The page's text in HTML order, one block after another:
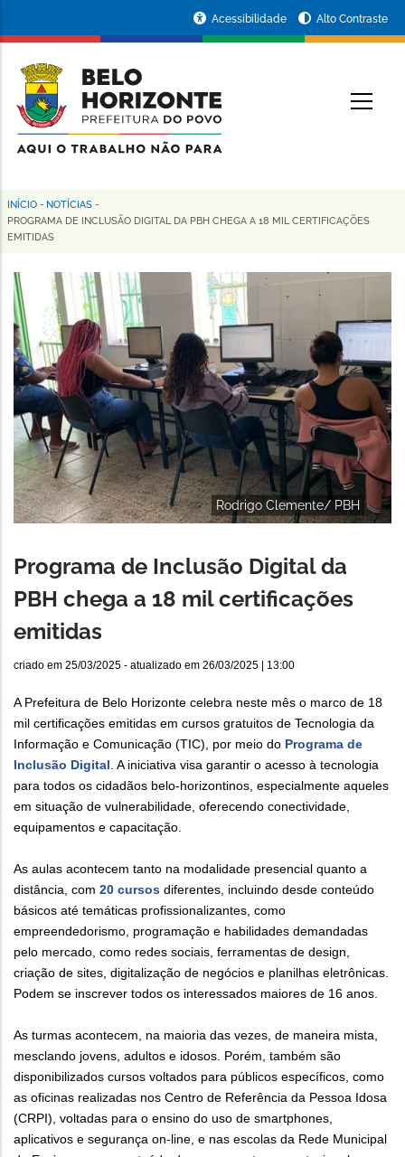
conteúdo
principal
da
Prefeitura
de
Horizonte
Acessibilidade Alto Contraste
Trilha
de
navegação
INÍCIO - NOTÍCIAS -
PROGRAMA DE INCLUSÃO DIGITAL DA PBH CHEGA A 18 MIL CERTIFICAÇÕES
EMITIDAS
Rodrigo Clemente/ PBH
Programa de Inclusão Digital da
PBH chega a 18 mil certificações
emitidas
criado em 25/03/2025 - atualizado em 26/03/2025 | 13:00
A Prefeitura de Belo Horizonte celebra neste mês o marco de 18
mil certificações emitidas em cursos gratuitos de Tecnologia da
Informação e Comunicação (TIC), por meio do Programa de
Inclusão Digital. A iniciativa visa garantir o acesso à tecnologia
para todos os cidadãos belo-horizontinos, especialmente aqueles
em situação de vulnerabilidade, oferecendo conectividade,
equipamentos e capacitação.
As aulas acontecem tanto na modalidade presencial quanto a
distância, com 20 cursos diferentes, incluindo desde conteúdo
básicos até temáticas profissionalizantes, como
empreendedorismo, programação e habilidades demandadas
pelo mercado, como redes sociais, ferramentas de design,
criação de sites, digitalização de negócios e planilhas eletrônicas.
Podem se inscrever todos os interessados maiores de 16 anos.
As turmas acontecem, na maioria das vezes, de maneira mista,
mesclando jovens, adultos e idosos. Porém, também são
disponibilizados cursos voltados para públicos específicos, como
as oficinas realizadas nos Centro de Referência da Pessoa Idosa
(CRPI), voltadas para o ensino do uso de smartphones,
aplicativos e segurança on-line, e nas escolas da Rede Municipal